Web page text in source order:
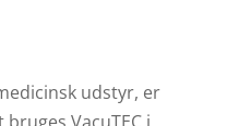
udstyr, er